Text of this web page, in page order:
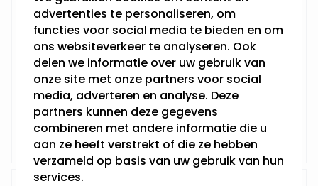
Schemersensor (Ingebouwd)
4W - Vervangt 35Watt
Niet dimbaar en 230Volt
StaafLamp - 11CM
E27 - Dikke Fitting
Niet op voorraad 5,57
advertenties te personaliseren, om
functies voor social media te bieden en om
ons websiteverkeer te analyseren. Ook
delen we informatie over uw gebruik van
onze site met onze partners voor social
media, adverteren en analyse. Deze
partners kunnen deze gegevens
combineren met andere informatie die u
aan ze heeft verstrekt of die ze hebben
verzameld op basis van uw gebruik van hun
services.